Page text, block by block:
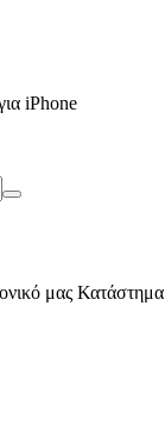
iPhone
μας Κατάστημα